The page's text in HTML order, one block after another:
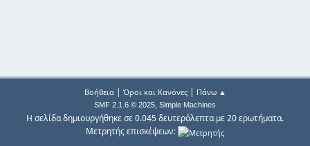
Βοήθεια| Όροι και Κανόνες| Πάνω ▲
SMF 2.1.6 © 2025, Simple Machines
Η σελίδα δημιουργήθηκε σε 0.045 δευτερόλεπτα με 20 ερωτήματα.
Μετρητής επισκέψεων: